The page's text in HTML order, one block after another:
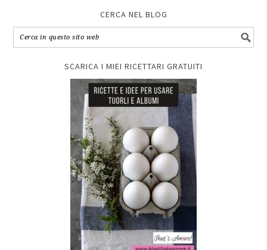
CERCA NEL BLOG
SCARICA I MIEI RICETTARI GRATUITI